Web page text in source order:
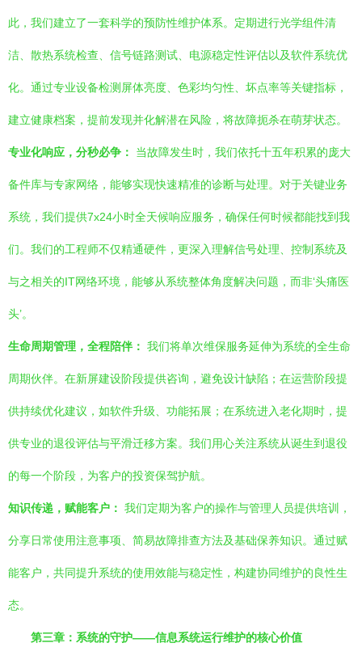
此，我们建立了一套科学的预防性维护体系。定期进行光学组件清
洁、散热系统检查、信号链路测试、电源稳定性评估以及软件系统优
化。通过专业设备检测屏体亮度、色彩均匀性、坏点率等关键指标，
建立健康档案，提前发现并化解潜在风险，将故障扼杀在萌芽状态。
专业化响应，分秒必争： 当故障发生时，我们依托十五年积累的庞大
备件库与专家网络，能够实现快速精准的诊断与处理。对于关键业务
系统，我们提供7x24小时全天候响应服务，确保任何时候都能找到我
们。我们的工程师不仅精通硬件，更深入理解信号处理、控制系统及
与之相关的IT网络环境，能够从系统整体角度解决问题，而非‘头痛医
头’。
生命周期管理，全程陪伴： 我们将单次维保服务延伸为系统的全生命
周期伙伴。在新屏建设阶段提供咨询，避免设计缺陷；在运营阶段提
供持续优化建议，如软件升级、功能拓展；在系统进入老化期时，提
供专业的退役评估与平滑迁移方案。我们用心关注系统从诞生到退役
的每一个阶段，为客户的投资保驾护航。
知识传递，赋能客户： 我们定期为客户的操作与管理人员提供培训，
分享日常使用注意事项、简易故障排查方法及基础保养知识。通过赋
能客户，共同提升系统的使用效能与稳定性，构建协同维护的良性生
态。
第三章：系统的守护——信息系统运行维护的核心价值